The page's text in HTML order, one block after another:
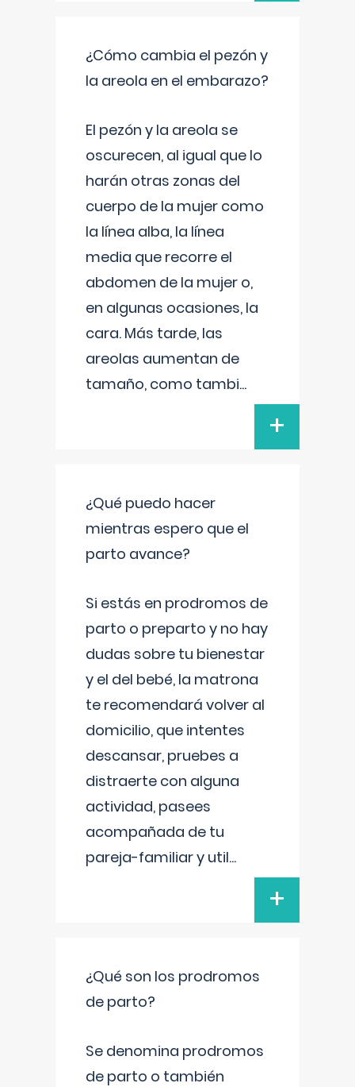
¿Cómo cambia el pezón y
la areola en el embarazo?
El pezón y la areola se
oscurecen, al igual que lo
harán otras zonas del
cuerpo de la mujer como
la línea alba, la línea
media que recorre el
abdomen de la mujer o,
en algunas ocasiones, la
cara. Más tarde, las
areolas aumentan de
tamaño, como tambi...
+
¿Qué puedo hacer
mientras espero que el
parto avance?
Si estás en prodromos de
parto o preparto y no hay
dudas sobre tu bienestar
y el del bebé, la matrona
te recomendará volver al
domicilio, que intentes
descansar, pruebes a
distraerte con alguna
actividad, pasees
acompañada de tu
pareja-familiar y util...
+
¿Qué son los prodromos
de parto?
Se denomina prodromos
de parto o también